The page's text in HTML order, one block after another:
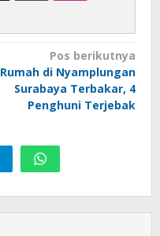
Pos berikutnya
Rumah di Nyamplungan
Surabaya Terbakar, 4
Penghuni Terjebak